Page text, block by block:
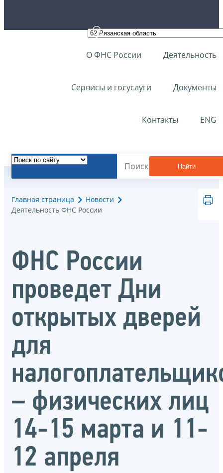
О ФНС России Деятельность
Сервисы и госуслуги Документы
Контакты ENG
Найти
Главная страница
Новости
Деятельность ФНС России
ФНС России
проведет Дни
открытых дверей
для
– физических лиц
14-15 марта и 11-
12 апреля